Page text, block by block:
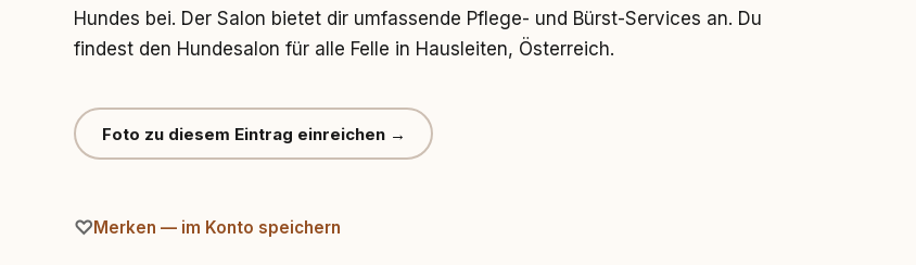
Hundes bei. Der Salon bietet dir umfassende Pflege- und Bürst-Services an. Du
findest den Hundesalon für alle Felle in Hausleiten, Österreich.
Foto zu diesem Eintrag einreichen →
Merken — im Konto speichern